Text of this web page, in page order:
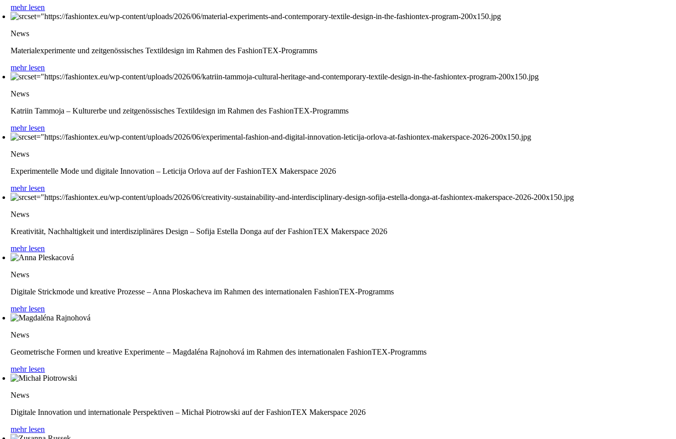
mehr lesen
News
Materialexperimente und zeitgenössisches Textildesign im Rahmen des FashionTEX-Programms
mehr lesen
News
Katriin Tammoja – Kulturerbe und zeitgenössisches Textildesign im Rahmen des FashionTEX-Programms
mehr lesen
News
Experimentelle Mode und digitale Innovation – Leticija Orlova auf der FashionTEX Makerspace 2026
mehr lesen
News
Kreativität, Nachhaltigkeit und interdisziplinäres Design – Sofija Estella Donga auf der FashionTEX Makerspace 2026
mehr lesen
News
Digitale Strickmode und kreative Prozesse – Anna Ploskacheva im Rahmen des internationalen FashionTEX-Programms
mehr lesen
News
Geometrische Formen und kreative Experimente – Magdaléna Rajnohová im Rahmen des internationalen FashionTEX-Programms
mehr lesen
News
Digitale Innovation und internationale Perspektiven – Michał Piotrowski auf der FashionTEX Makerspace 2026
mehr lesen